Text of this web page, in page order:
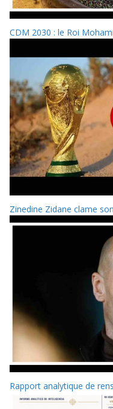
CDM 2030 : le Roi
Zinedine Zidane clame
Rapport analytique de